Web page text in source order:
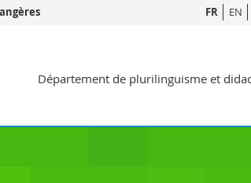
Futurs étudiants
Chercheurs
FR EN
Département de plurilinguisme et